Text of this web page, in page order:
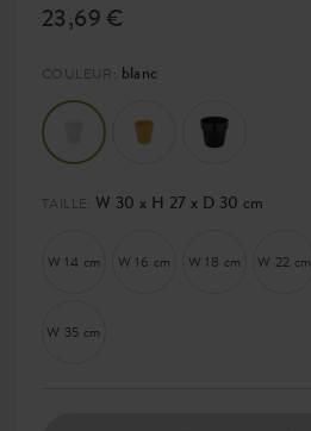
23,69 €
COULEUR: blanc
TAILLE: W 30 x H 27 x D 30 cm
W 14 cm W 16 cm W 18 cm W 22 cm
W 35 cm